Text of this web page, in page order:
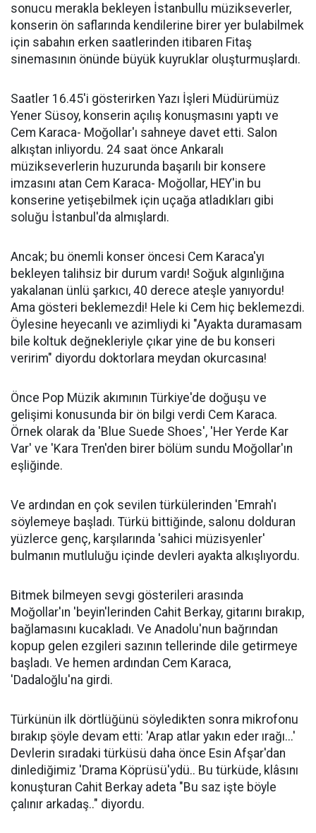
sonucu merakla bekleyen İstanbullu müzikseverler,
konserin ön saflarında kendilerine birer yer bulabilmek
için sabahın erken saatlerinden itibaren Fitaş
sinemasının önünde büyük kuyruklar oluşturmuşlardı.
Saatler 16.45'i gösterirken Yazı İşleri Müdürümüz
Yener Süsoy, konserin açılış konuşmasını yaptı ve
Cem Karaca- Moğollar'ı sahneye davet etti. Salon
alkıştan inliyordu. 24 saat önce Ankaralı
müzikseverlerin huzurunda başarılı bir konsere
imzasını atan Cem Karaca- Moğollar, HEY'in bu
konserine yetişebilmek için uçağa atladıkları gibi
soluğu İstanbul'da almışlardı.
Ancak; bu önemli konser öncesi Cem Karaca'yı
bekleyen talihsiz bir durum vardı! Soğuk algınlığına
yakalanan ünlü şarkıcı, 40 derece ateşle yanıyordu!
Ama gösteri beklemezdi! Hele ki Cem hiç beklemezdi.
Öylesine heyecanlı ve azimliydi ki "Ayakta duramasam
bile koltuk değnekleriyle çıkar yine de bu konseri
veririm" diyordu doktorlara meydan okurcasına!
Önce Pop Müzik akımının Türkiye'de doğuşu ve
gelişimi konusunda bir ön bilgi verdi Cem Karaca.
Örnek olarak da 'Blue Suede Shoes', 'Her Yerde Kar
Var' ve 'Kara Tren'den birer bölüm sundu Moğollar'ın
eşliğinde.
Ve ardından en çok sevilen türkülerinden 'Emrah'ı
söylemeye başladı. Türkü bittiğinde, salonu dolduran
yüzlerce genç, karşılarında 'sahici müzisyenler'
bulmanın mutluluğu içinde devleri ayakta alkışlıyordu.
Bitmek bilmeyen sevgi gösterileri arasında
Moğollar'ın 'beyin'lerinden Cahit Berkay, gitarını bırakıp,
bağlamasını kucakladı. Ve Anadolu'nun bağrından
kopup gelen ezgileri sazının tellerinde dile getirmeye
başladı. Ve hemen ardından Cem Karaca,
'Dadaloğlu'na girdi.
Türkünün ilk dörtlüğünü söyledikten sonra mikrofonu
bırakıp şöyle devam etti: 'Arap atlar yakın eder ırağı...'
Devlerin sıradaki türküsü daha önce Esin Afşar'dan
dinlediğimiz 'Drama Köprüsü'ydü.. Bu türküde, klâsını
konuşturan Cahit Berkay adeta "Bu saz işte böyle
çalınır arkadaş.." diyordu.